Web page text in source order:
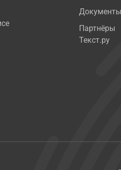
Документы
Партнёры
Текст.ру